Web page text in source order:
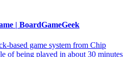
| BoardGameGeek
based game system from Chip
of being played in about 30 minutes